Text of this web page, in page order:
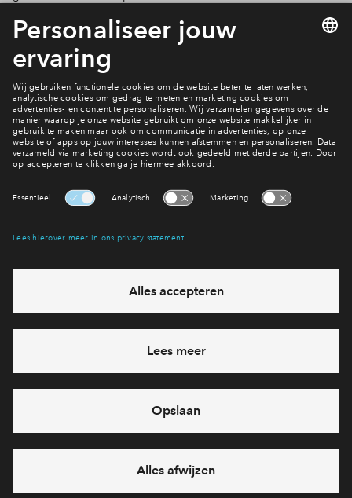
Heb je toch nog vragen over De Expeditie? Kom dan naar het
eerstvolgende Cobercokwartier inloopmoment in De Dekaan
op donderdag 5 maart. Het inloopmoment is van 15.00 tot
Bekijk het woningaanbod
eventuele projecten
Ja, ik wil mij aanmelden
Heb je een vraag en wil je direct antwoord? Bel ons op088
712 21 37
6 dagen per week beschikbaar (behalve tijdens
feestdagen)
vandaag van 09:00 - 18:00 uur